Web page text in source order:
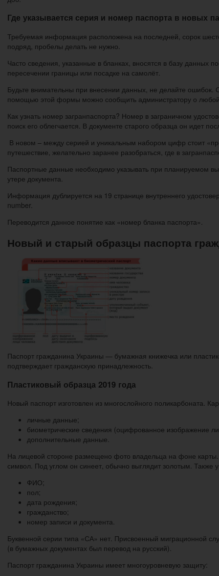
Где указывается серия и номер паспорта в новых
Требуемая информация расположена на последней, сорок
подряд, пробелы делать не нужно.
Часто сведения, указанные в бланках, вносятся в базу данных
пересечении границы или посадке на самолёт.
Будьте внимательны при внесении данных, не делайте
помощью этой формы можно сообщить администратору о
Как узнать номер загранпаспорта? Номер в заграничном
поиск его облегчается. В документе старого образца он идет
В новом – между серией и уникальным набором цифр стоит
путешествие, желательно заранее разобраться, где в
Паспортные данные необходимо указывать при планируемом
утере документа.
Информация дублируется на 19 странице внутреннего
number.
Переводится данное понятие как «номер бланка паспорта».
Новый и старый образцы паспорта
Паспорт гражданина Украины — бумажная книжечка или
подтверждает гражданскую принадлежность.
Пластиковый образца 2019 года
Новый паспорт изготовлен из многослойного поликарбоната.
личные данные;
биометрические сведения (оцифрованное изображение
дополнительные данные.
На лицевой стороне размещено фото владельца на фоне
символ. Под углом он синеет, обычно выглядит золотым. Также
ФИО;
пол;
дата рождения;
гражданство;
номер записи и документа.
Буквенной серии типа «СА» нет. Присвоенный миграционной
(в бумажных документах был перевод на русский).
Паспорт гражданина Украины имеет многоуровневую защиту: